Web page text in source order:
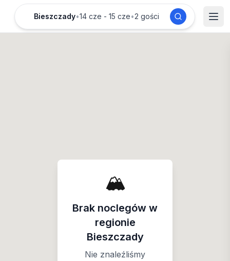
Bieszczady•14 cze - 15 cze•2 gości
🏔️
Brak noclegów w
regionie
Bieszczady
Nie znaleźliśmy